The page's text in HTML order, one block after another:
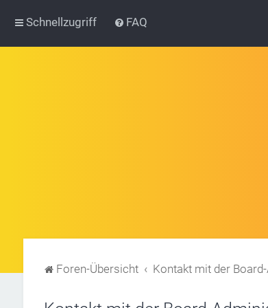
Schnellzugriff FAQ
Foren-Übersicht Kontakt mit der